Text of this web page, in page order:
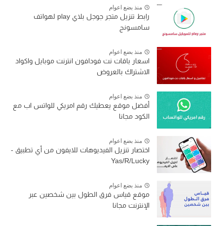
منذ بضع اعوام
رابط تنزيل متجر جوجل بلاي play لهواتف
سامسونج
منذ بضع اعوام
اسعار باقات نت فودافون انترنت موبايل واكواد
الاشتراك بالعروض
منذ بضع اعوام
أفضل موقع يعطيك رقم امريكي للواتس اب مع
الكود مجانا
منذ بضع اعوام
اختصار تنزيل الفيديوهات للايفون من أي تطبيق -
Yas/R/Lucky
منذ بضع اعوام
موقع قياس فرق الطول بين شخصين عبر
الإنترنت مجانا